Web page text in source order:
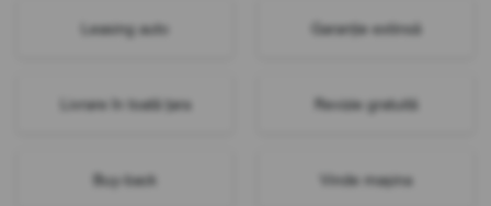
Leasing auto Garanție extinsă
Livrare în toată țara Revizie gratuită
Buy-back Vinde mașina